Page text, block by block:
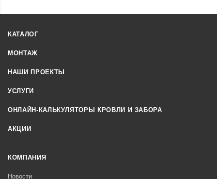
КАТАЛОГ
МОНТАЖ
НАШИ ПРОЕКТЫ
УСЛУГИ
ОНЛАЙН-КАЛЬКУЛЯТОРЫ КРОВЛИ И ЗАБОРА
АКЦИИ
КОМПАНИЯ
Новости